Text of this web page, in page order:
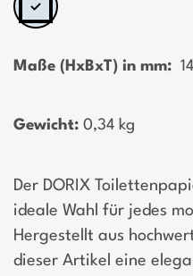
Maße (HxBxT) in mm:
Gewicht: ­0,34 kg
Der DORIX
ideale Wahl für jedes
Hergestellt aus
dieser Artikel eine